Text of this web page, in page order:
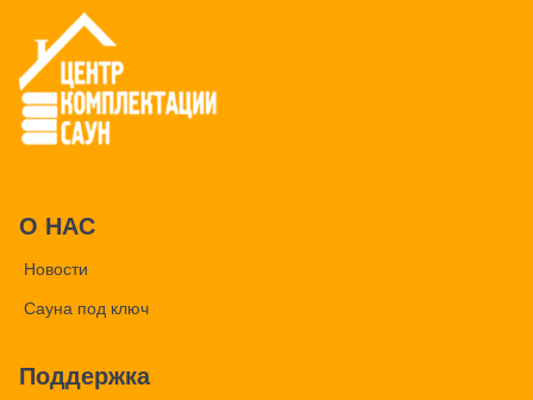
О НАС
Новости
Сауна под ключ
Поддержка